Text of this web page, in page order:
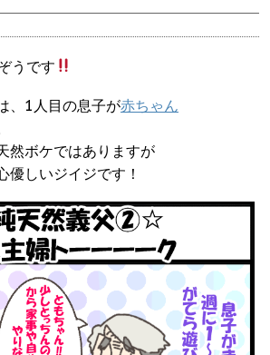
うです
、1人目の息子が赤ちゃん
然ボケではありますが
優しいジイジです！